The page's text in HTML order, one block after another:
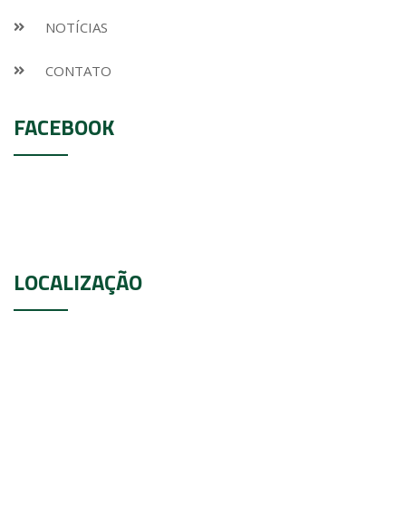
NOTÍCIAS
CONTATO
FACEBOOK
LOCALIZAÇÃO